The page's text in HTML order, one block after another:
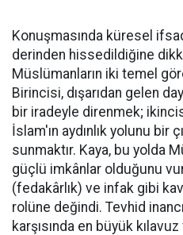
Konuşmasında küresel
derinden hissedildiğine
Müslümanların iki temel
Birincisi, dışarıdan gelen
bir iradeyle direnmek;
İslam'ın aydınlık yolunu bir
sunmaktır. Kaya, bu yolda
güçlü imkânlar olduğunu
(fedakârlık) ve infak gibi
rolüne değindi. Tevhid
karşısında en büyük